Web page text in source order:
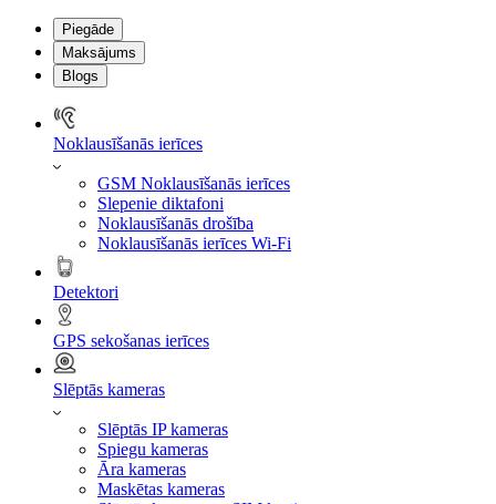
Piegāde
Maksājums
Blogs
Noklausīšanās ierīces
GSM Noklausīšanās ierīces
Slepenie diktafoni
Noklausīšanās drošība
Noklausīšanās ierīces Wi-Fi
Detektori
GPS sekošanas ierīces
Slēptās kameras
Slēptās IP kameras
Spiegu kameras
Āra kameras
Maskētas kameras